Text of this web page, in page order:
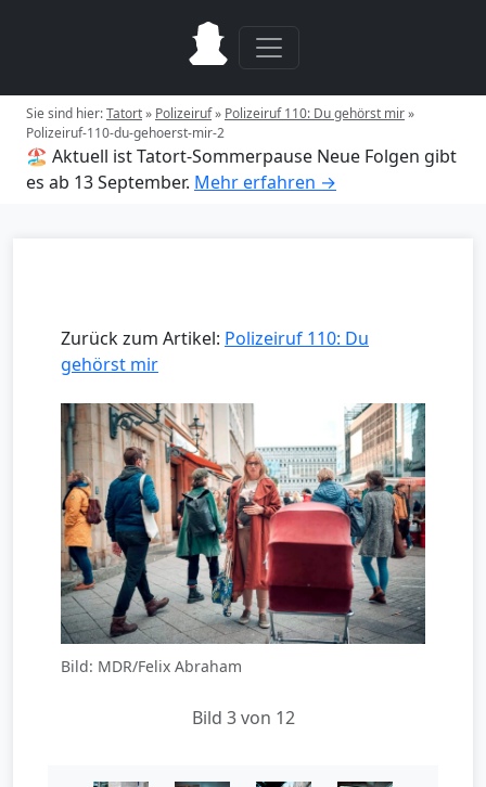
Sie sind hier:Tatort» Polizeiruf» Polizeiruf 110: Du gehörst mir»
Polizeiruf-110-du-gehoerst-mir-2
🏖️ Aktuell ist Tatort-Sommerpause Neue Folgen gibt
es ab 13 September. Mehr erfahren →
Zurück zum Artikel: Polizeiruf 110: Du
gehörst mir
Bild: MDR/Felix Abraham
Bild 3 von 12